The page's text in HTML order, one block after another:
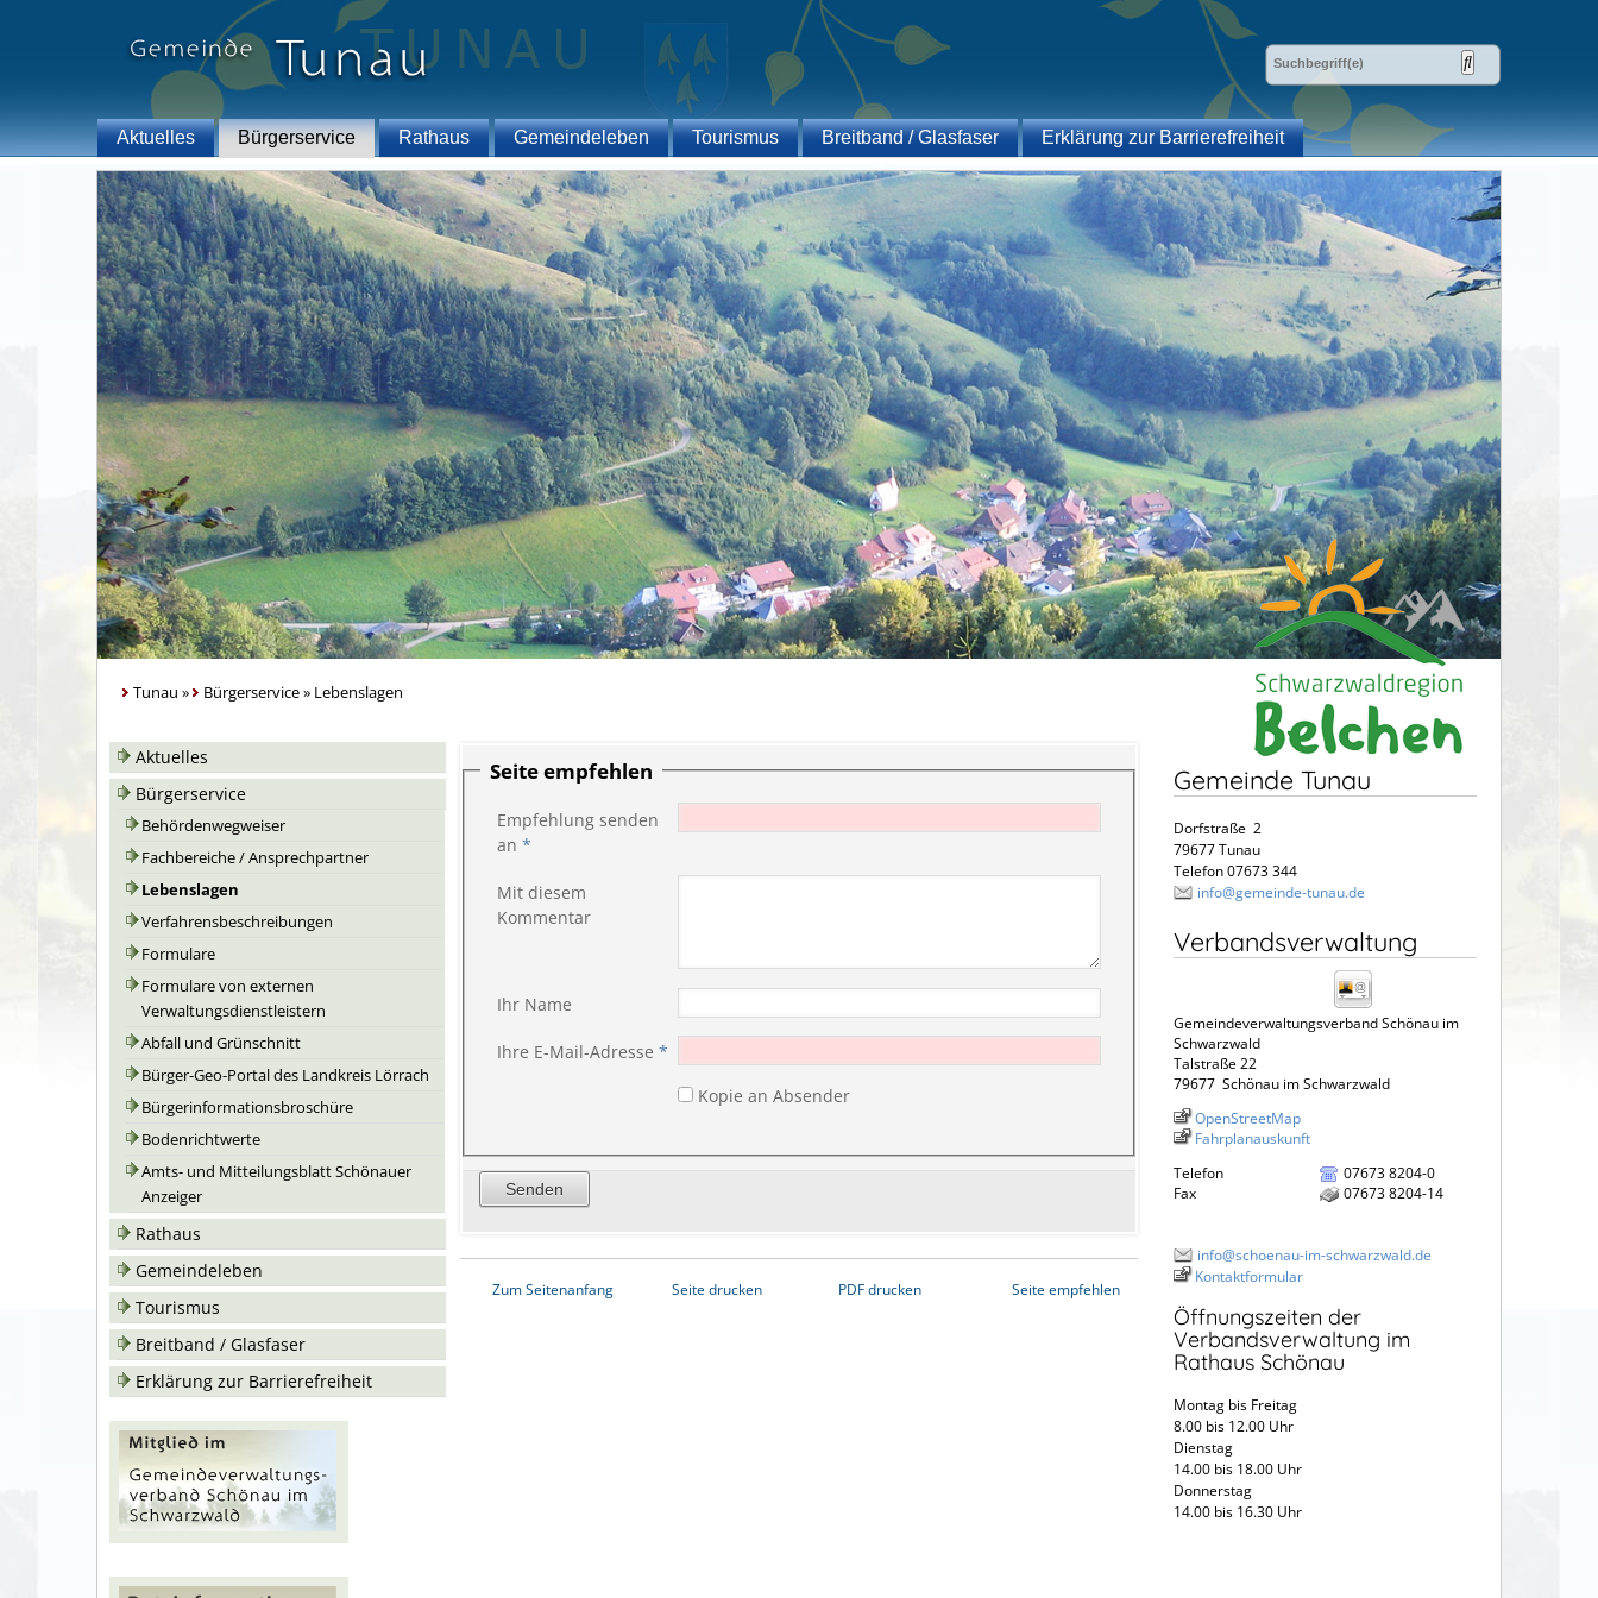
Aktuelles Bürgerservice Rathaus Gemeindeleben Tourismus Breitband / Glasfaser Erklärung zur Barrierefreiheit
Tunau » Bürgerservice» Lebenslagen
Aktuelles
Bürgerservice
Behördenwegweiser
Fachbereiche / Ansprechpartner
Lebenslagen
Verfahrensbeschreibungen
Formulare
Formulare von externen
Verwaltungsdienstleistern
Abfall und Grünschnitt
Bürger-Geo-Portal des Landkreis Lörrach
Bürgerinformationsbroschüre
Bodenrichtwerte
Amts- und Mitteilungsblatt Schönauer
Anzeiger
Rathaus
Gemeindeleben
Tourismus
Breitband / Glasfaser
Erklärung zur Barrierefreiheit
Seite empfehlen
Empfehlung senden
an *
Mit diesem
Kommentar
Ihr Name
Ihre E-Mail-Adresse *
Kopie an Absender
Zum Seitenanfang Seite drucken PDF drucken Seite empfehlen
Gemeinde Tunau
Dorfstraße 2
79677 Tunau
Telefon 07673 344
info@gemeinde-tunau.de
Verbandsverwaltung
Gemeindeverwaltungsverband Schönau im
Schwarzwald
Talstraße 22
79677 Schönau im Schwarzwald
OpenStreetMap
Fahrplanauskunft
Telefon
07673 8204-0
Fax
07673 8204-14
info@schoenau-im-schwarzwald.de
Kontaktformular
Öffnungszeiten der
Verbandsverwaltung im
Rathaus Schönau
Montag bis Freitag
8.00 bis 12.00 Uhr
Dienstag
14.00 bis 18.00 Uhr
Donnerstag
14.00 bis 16.30 Uhr